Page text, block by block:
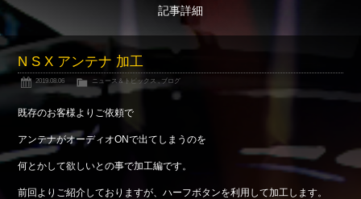
Contract
ご成約情報
About NSX
NSXについて
Reflesh Plan
買取査定
Blog
記事詳細
N S X アンテナ 加工
2019.08.06 ニュース＆トピックス , ブログ
既存のお客様よりご依頼で
アンテナがオーディオONで出てしまうのを
何とかして欲しいとの事で加工編です。
前回よりご紹介しておりますが、ハーフボタンを利用して加工します。